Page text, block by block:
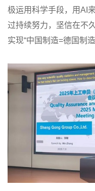
极运用科学手段，用AI
过持续努力，坚信在不
实现“中国制造=德国制造